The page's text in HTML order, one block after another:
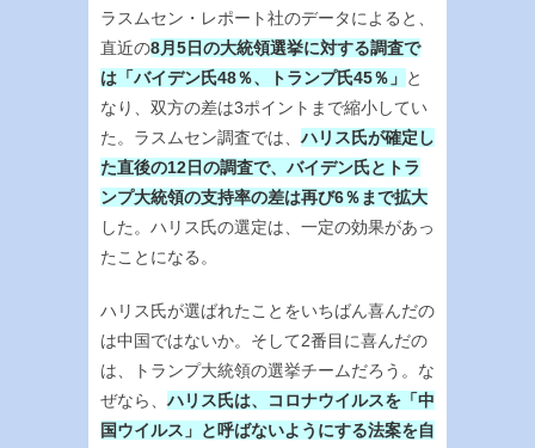
ラスムセン・レポート社のデータによると、
直近の8月5日の大統領選挙に対する調査で
は「バイデン氏48％、トランプ氏45％」 と
なり、双方の差は3ポイントまで縮小してい
た。ラスムセン調査では、ハリス氏が確定し
た直後の12日の調査で、バイデン氏とトラ
ンプ大統領の支持率の差は再び6％まで拡大
した。ハリス氏の選定は、一定の効果があっ
たことになる。
ハリス氏が選ばれたことをいちばん喜んだの
は中国ではないか。そして2番目に喜んだの
は、トランプ大統領の選挙チームだろう。な
ぜなら、ハリス氏は、コロナウイルスを「中
国ウイルス」と呼ばないようにする法案を自